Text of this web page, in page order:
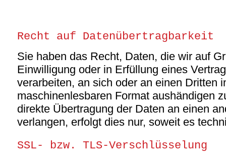
Recht auf Datenübertragbarkeit
Sie haben das Recht, Daten, die wir auf
Einwilligung oder in Erfüllung eines
verarbeiten, an sich oder an einen Dritten
maschinenlesbaren Format aushändigen
direkte Übertragung der Daten an einen
verlangen, erfolgt dies nur, soweit es
SSL- bzw. TLS-Verschlüsselung